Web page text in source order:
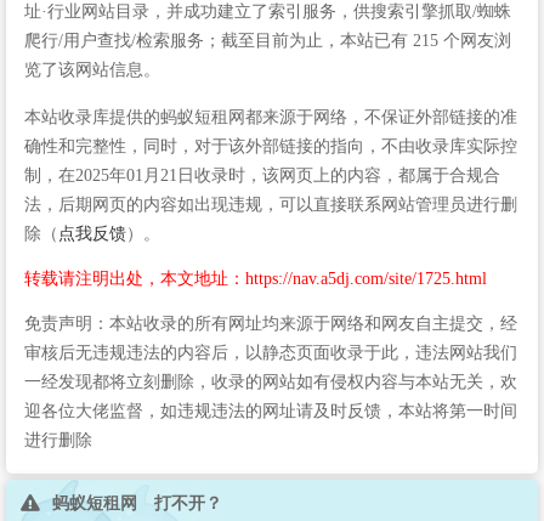
址·行业网站目录，并成功建立了索引服务，供搜索引擎抓取/蜘蛛
爬行/用户查找/检索服务；截至目前为止，本站已有 215 个网友浏
览了该网站信息。
本站收录库提供的蚂蚁短租网都来源于网络，不保证外部链接的准
确性和完整性，同时，对于该外部链接的指向，不由收录库实际控
制，在2025年01月21日收录时，该网页上的内容，都属于合规合
法，后期网页的内容如出现违规，可以直接联系网站管理员进行删
除（ 点我反馈）。
转载请注明出处，本文地址：https://nav.a5dj.com/site/1725.html
免责声明：本站收录的所有网址均来源于网络和网友自主提交，经
审核后无违规违法的内容后，以静态页面收录于此，违法网站我们
一经发现都将立刻删除，收录的网站如有侵权内容与本站无关，欢
迎各位大佬监督，如违规违法的网址请及时反馈，本站将第一时间
进行删除
蚂蚁短租网 打不开？